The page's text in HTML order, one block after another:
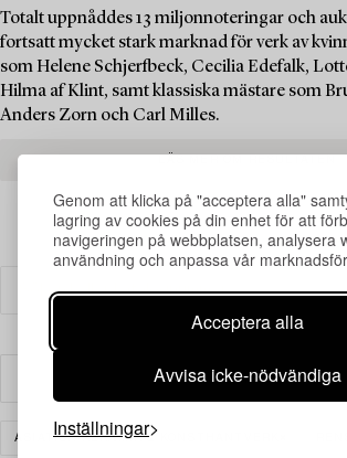
Genom att klicka på "acceptera alla"
lagring av cookies på din enhet för att
navigeringen på webbplatsen, analysera
användning och anpassa vår
Acceptera alla
Avvisa icke-nödvändiga
Inställningar
Totalt uppnåddes 13 miljonnoteringar och
fortsatt mycket stark marknad för verk av
som Helene Schjerfbeck, Cecilia Edefalk,
Hilma af Klint, samt klassiska mästare som
Anders Zorn och Carl Milles.
Filter
ASIATISK KERAMIK & KONSTHANTVERK